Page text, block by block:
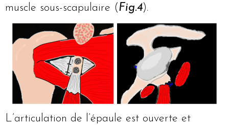
muscle sous-scapulaire (Fig.4).
L’articulation de l’épaule est ouverte et